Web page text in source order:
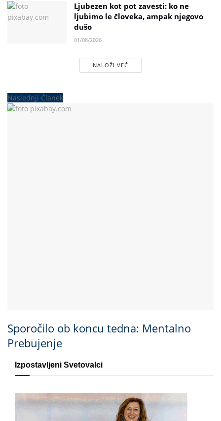
Ljubezen kot pot zavesti: ko ne
ljubimo le človeka, ampak njegovo
dušo
01/08/2026
NALOŽI VEČ
Naslednji Članek
Sporočilo ob koncu tedna: Mentalno
Prebujenje
Izpostavljeni Svetovalci